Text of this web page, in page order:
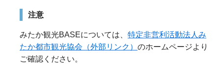
注意
みたか観光BASEについては、 特定非営利活動法人み
たか都市観光協会（外部リンク） のホームページより
ご確認ください。